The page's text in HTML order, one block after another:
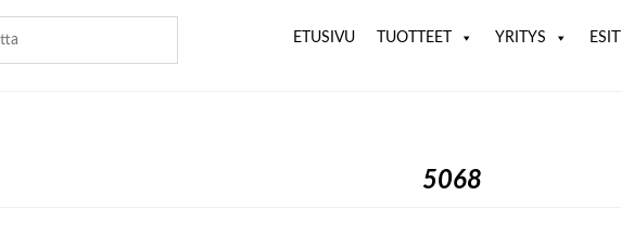
ETUSIVU TUOTTEET YRITYS
5068